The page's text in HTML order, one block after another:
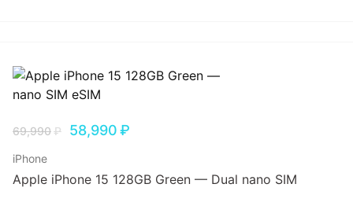
69,990₽ 58,990₽
iPhone
Apple iPhone 15 128GB Green — Dual nano SIM